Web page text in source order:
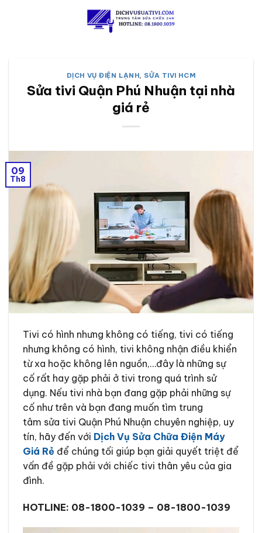
DỊCH VỤ ĐIỆN LẠNH, SỬA TIVI HCM
Sửa tivi Quận Phú Nhuận tại nhà
giá rẻ
09
Th8
Tivi có hình nhưng không có tiếng, tivi có tiếng
nhưng không có hình, tivi không nhận điều khiển
từ xa hoặc không lên nguồn,…đây là những sự
cố rất hay gặp phải ở tivi trong quá trình sử
dụng. Nếu tivi nhà bạn đang gặp phải những sự
cố như trên và bạn đang muốn tìm trung
tâm sửa tivi Quận Phú Nhuận chuyên nghiệp, uy
tín, hãy đến với Dịch Vụ Sửa Chữa Điện Máy
Giá Rẻ để chúng tối giúp bạn giải quyết triệt để
vấn đề gặp phải với chiếc tivi thân yêu của gia
đình.
HOTLINE: 08-1800-1039 – 08-1800-1039